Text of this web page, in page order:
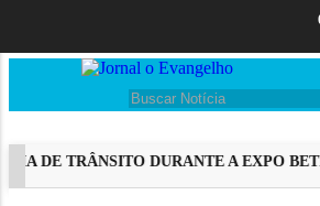
DE TRÂNSITO DURANTE A EXPO